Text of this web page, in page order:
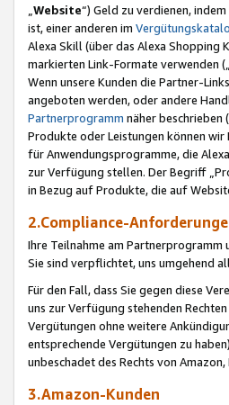
Website“) Geld zu verdienen,
ist, einer anderen im
Alexa Skill (über das Alexa Shopping
markierten Link-Formate verwenden („
Wenn unsere Kunden die Partner-
angeboten werden, oder andere
Partnerprogramm näher
Produkte oder Leistungen können
für Anwendungsprogramme, die
zur Verfügung stellen. Der Begriff
in Bezug auf Produkte, die auf
2.Compliance-
Ihre Teilnahme am Partnerprogramm
Sie sind verpflichtet, uns umgehend
Für den Fall, dass Sie gegen diese
uns zur Verfügung stehenden
Vergütungen ohne weitere
entsprechende Vergütungen zu
unbeschadet des Rechts von
3.Amazon-Kunden